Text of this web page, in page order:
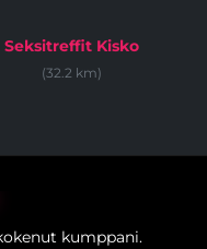
Seksitreffit Kisko
(32.2 km)
kumppani.